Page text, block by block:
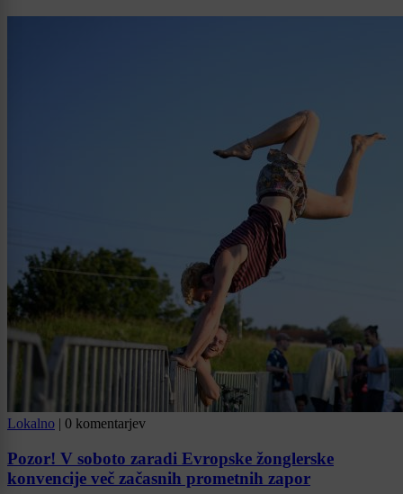
Lokalno | 0 komentarjev
Pozor! V soboto zaradi Evropske žonglerske
konvencije več začasnih prometnih zapor